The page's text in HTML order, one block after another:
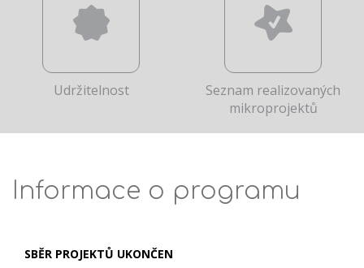
Udržitelnost
Seznam realizovaných
mikroprojektů
Informace o programu
SBĚR PROJEKTŮ UKONČEN